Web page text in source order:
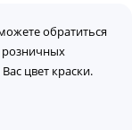
обратиться
розничных
цвет краски.